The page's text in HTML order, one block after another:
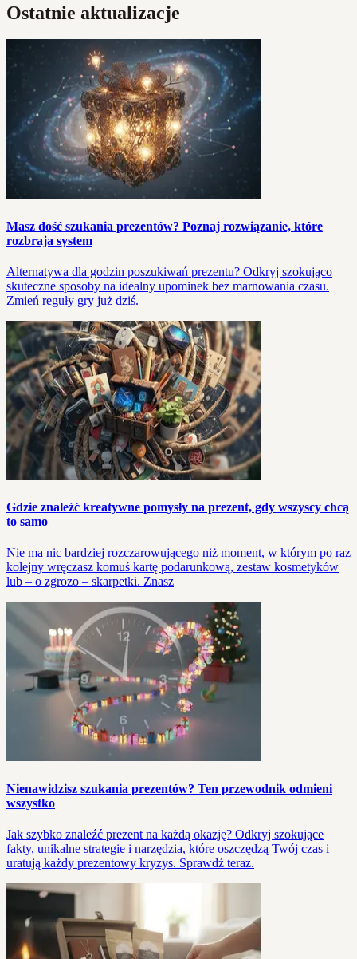
Ostatnie aktualizacje
Masz dość szukania prezentów? Poznaj rozwiązanie, które
rozbraja system
Alternatywa dla godzin poszukiwań prezentu? Odkryj szokująco
skuteczne sposoby na idealny upominek bez marnowania czasu.
Zmień reguły gry już dziś.
Gdzie znaleźć kreatywne pomysły na prezent, gdy wszyscy chcą
to samo
Nie ma nic bardziej rozczarowującego niż moment, w którym po raz
kolejny wręczasz komuś kartę podarunkową, zestaw kosmetyków
lub – o zgrozo – skarpetki. Znasz
Nienawidzisz szukania prezentów? Ten przewodnik odmieni
wszystko
Jak szybko znaleźć prezent na każdą okazję? Odkryj szokujące
fakty, unikalne strategie i narzędzia, które oszczędzą Twój czas i
uratują każdy prezentowy kryzys. Sprawdź teraz.